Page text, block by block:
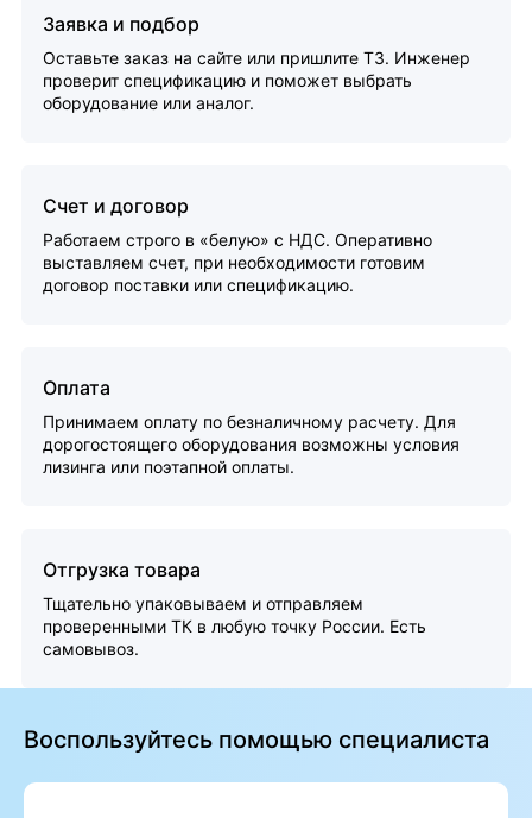
Заявка и подбор
Оставьте заказ на сайте или пришлите ТЗ. Инженер
проверит спецификацию и поможет выбрать
оборудование или аналог.
Счет и договор
Работаем строго в «белую» с НДС. Оперативно
выставляем счет, при необходимости готовим
договор поставки или спецификацию.
Оплата
Принимаем оплату по безналичному расчету. Для
дорогостоящего оборудования возможны условия
лизинга или поэтапной оплаты.
Отгрузка товара
Тщательно упаковываем и отправляем
проверенными ТК в любую точку России. Есть
самовывоз.
Воспользуйтесь помощью специалиста